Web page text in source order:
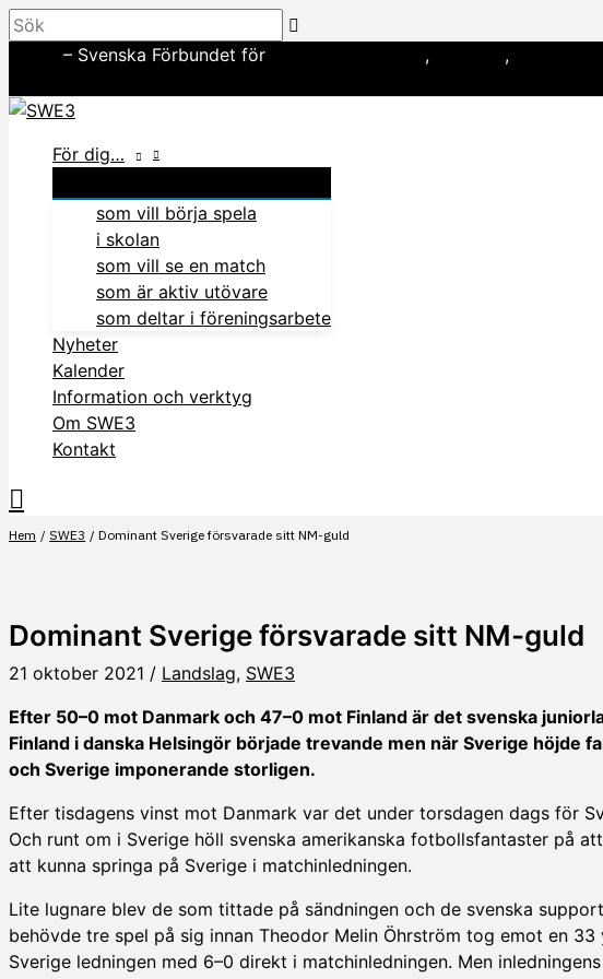
Hoppa
till
Sök
– Svenska Förbundet för , ,
För dig…
som vill börja spela
i skolan
som vill se en match
som är aktiv utövare
som deltar i föreningsarbete
Nyheter
Kalender
Information och verktyg
Om SWE3
Kontakt
Hem SWE3 Dominant Sverige försvarade sitt NM-guld
Dominant Sverige försvarade sitt NM-guld
21 oktober 2021 / Landslag, SWE3
Efter 50–0 mot Danmark och 47–0 mot Finland är det svenska
Finland i danska Helsingör började trevande men när Sverige höjde
och Sverige imponerande storligen.
Efter tisdagens vinst mot Danmark var det under torsdagen dags för
Och runt om i Sverige höll svenska amerikanska fotbollsfantaster på
att kunna springa på Sverige i matchinledningen.
Lite lugnare blev de som tittade på sändningen och de svenska
behövde tre spel på sig innan Theodor Melin Öhrström tog emot en
Sverige ledningen med 6–0 direkt i matchinledningen. Men